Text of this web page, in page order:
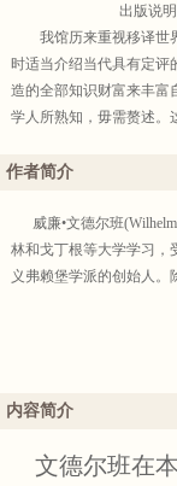
出版说明
我馆历来重视移译世界
时适当介绍当代具有定评
造的全部知识财富来丰富
学人所熟知，毋需赘述。
2004年底出版至四百种
析态度去研读这些著作
界、著译界给我们批评、
作者简介
威廉•文德尔班(Wilhelm
林和戈丁根等大学学习，
义弗赖堡学派的创始人。
内容简介
文德尔班在